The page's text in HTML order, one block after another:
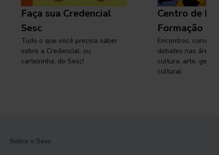
Faça sua Credencial
Sesc
Tudo o que você precisa saber
sobre a Credencial, ou
carteirinha, do Sesc!
Centro de
Formação
Encontros, cursos,
debates nas áreas
cultura, arte,
cultural
Sobre o Sesc